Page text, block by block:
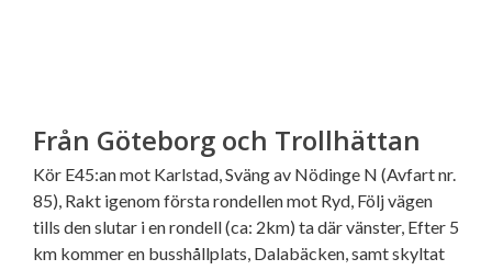
Från Göteborg och Trollhättan
Kör E45:an mot Karlstad, Sväng av Nödinge N (Avfart nr.
85), Rakt igenom första rondellen mot Ryd, Följ vägen
tills den slutar i en rondell (ca: 2km) ta där vänster, Efter 5
km kommer en busshållplats, Dalabäcken, samt skyltat